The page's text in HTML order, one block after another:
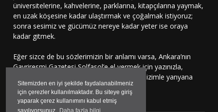
Sitemizden en iyi şekilde faydalanabilmeniz
için çerezler kullanılmaktadır. Bu siteye giriş
yaparak çerez kullanımını kabul etmiş
sayılıyorsunuz.
Daha fazla bilgi
üniversitelerine, kahvelerine, parklarına, kitapçılarına yaymak,
en uzak köşesine kadar ulaştırmak ve çoğalmak istiyoruz;
sonra sesimiz ve gücümüz nereye kadar yeter ise oraya
kadar gitmek.
Eğer sizce de bu sözlerimizin bir anlamı varsa, Ankara’nın
Gayriresmi Gazetesi Solfasol’e el vermek için yazınızla,
çizinizle, sesinizle bu harekete katılmaya, bizimle yanyana
durmaya davetlisiniz.